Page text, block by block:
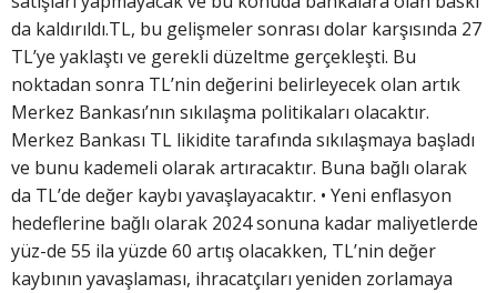
da kaldırıldı.TL, bu gelişmeler sonrası dolar karşısında 27
TL’ye yaklaştı ve gerekli düzeltme gerçekleşti. Bu
noktadan sonra TL’nin değerini belirleyecek olan artık
Merkez Bankası’nın sıkılaşma politikaları olacaktır.
Merkez Bankası TL likidite tarafında sıkılaşmaya başladı
ve bunu kademeli olarak artıracaktır. Buna bağlı olarak
da TL’de değer kaybı yavaşlayacaktır. • Yeni enflasyon
hedeflerine bağlı olarak 2024 sonuna kadar maliyetlerde
yüz-de 55 ila yüzde 60 artış olacakken, TL’nin değer
kaybının yavaşlaması, ihracatçıları yeniden zorlamaya